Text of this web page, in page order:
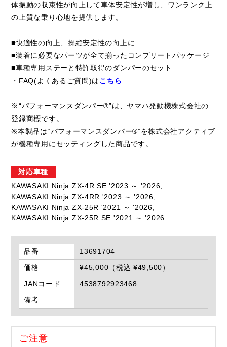
体振動の収束性が向上して車体安定性が増し、ワンランク上
の上質な乗り心地を提供します。
■快適性の向上、操縦安定性の向上に
■装着に必要なパーツが全て揃ったコンプリートパッケージ
■車種専用ステーと特許取得のダンパーのセット
・FAQ(よくあるご質問)はこちら
※“パフォーマンスダンパー®”は、ヤマハ発動機株式会社の
登録商標です。
※本製品は“パフォーマンスダンパー®”を株式会社アクティブ
が機種専用にセッティングした商品です。
対応車種
KAWASAKI Ninja ZX-4R SE '2023 ～ '2026,
KAWASAKI Ninja ZX-4RR '2023 ～ '2026,
KAWASAKI Ninja ZX-25R '2021 ～ '2026,
KAWASAKI Ninja ZX-25R SE '2021 ～ '2026
品番
13691704
価格
¥45,000（税込 ¥49,500）
JANコード
4538792923468
備考
ご注意